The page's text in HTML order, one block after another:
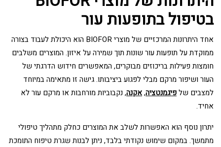
בטיפול בתופעות עור
אחד היתרונות המרכזיים של מוצרי BIOFOR הוא היכולת לעבוד בצורה
ממוקדת על תופעות עור שונות תוך שמירה על איזון. המוצרים משלבים
חומצות פעילות בריכוזים מבוקרים, המאפשרים חידוש הדרגתי של
העור ושיפור מרקם מבלי לפגוע ביציבותו. גישה זו מתאימה במיוחד
למצבים שלפיגמנטציה,אקנה, נקבוביות מורחבות או מרקם עור לא
אחיד.
יתרון נוסף הוא האפשרות לשלב את המוצרים כחלק מתהליך טיפולי
מתמשך. במקום שימוש נקודתי בלבד, ניתן לבנות שגרת טיפוח התומכת